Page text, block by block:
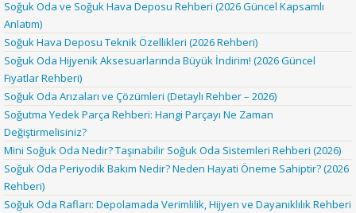
Soğuk Oda ve Soğuk Hava Deposu Rehberi (2026 Güncel Kapsamlı
Anlatım)
Soğuk Hava Deposu Teknik Özellikleri (2026 Rehberi)
Soğuk Oda Hijyenik Aksesuarlarında Büyük İndirim! (2026 Güncel
Fiyatlar Rehberi)
Soğuk Oda Arızaları ve Çözümleri (Detaylı Rehber – 2026)
Soğutma Yedek Parça Rehberi: Hangi Parçayı Ne Zaman
Değiştirmelisiniz?
Mini Soğuk Oda Nedir? Taşınabilir Soğuk Oda Sistemleri Rehberi (2026)
Soğuk Oda Periyodik Bakım Nedir? Neden Hayati Öneme Sahiptir? (2026
Rehberi)
Soğuk Oda Rafları: Depolamada Verimlilik, Hijyen ve Dayanıklılık Rehberi